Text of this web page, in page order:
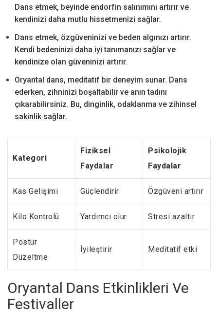
Dans etmek, beyinde endorfin salınımını artırır ve
kendinizi daha mutlu hissetmenizi sağlar.
Dans etmek, özgüveninizi ve beden algınızı artırır.
Kendi bedeninizi daha iyi tanımanızı sağlar ve
kendinize olan güveninizi artırır.
Oryantal dans, meditatif bir deneyim sunar. Dans
ederken, zihninizi boşaltabilir ve anın tadını
çıkarabilirsiniz. Bu, dinginlik, odaklanma ve zihinsel
sakinlik sağlar.
Kategori
Fiziksel
Faydalar
Psikolojik
Faydalar
Kas Gelişimi Güçlendirir Özgüveni artırır
Kilo Kontrolü Yardımcı olur Stresi azaltır
Postür
Düzeltme
İyileştirir Meditatif etki
Oryantal Dans Etkinlikleri Ve
Festivaller